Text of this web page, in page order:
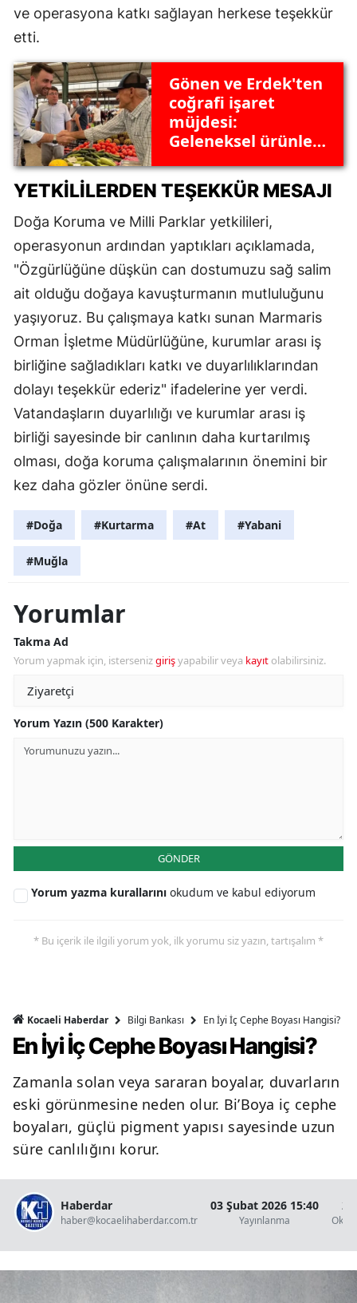
ve operasyona katkı sağlayan herkese teşekkür
etti.
Gönen ve Erdek'ten
coğrafi işaret
müjdesi:
Geleneksel ürünler
YETKILILERDEN TEŞEKKÜR MESAJI
Doğa Koruma ve Milli Parklar yetkilileri,
operasyonun ardından yaptıkları açıklamada,
"Özgürlüğüne düşkün can dostumuzu sağ salim
ait olduğu doğaya kavuşturmanın mutluluğunu
yaşıyoruz. Bu çalışmaya katkı sunan Marmaris
Orman İşletme Müdürlüğüne, kurumlar arası iş
birliğine sağladıkları katkı ve duyarlılıklarından
dolayı teşekkür ederiz" ifadelerine yer verdi.
Vatandaşların duyarlılığı ve kurumlar arası iş
birliği sayesinde bir canlının daha kurtarılmış
olması, doğa koruma çalışmalarının önemini bir
kez daha gözler önüne serdi.
#Doğa #Kurtarma #At #Yabani
#Muğla
Yorumlar
Takma Ad
Yorum yapmak için, istersenizgirişyapabilir veya kayıt olabilirsiniz.
Yorum Yazın (500 Karakter)
GÖNDER
Yorum yazma kurallarını okudum ve kabul ediyorum
* Bu içerik ile ilgili yorum yok, ilk yorumu siz yazın, tartışalım *
Kocaeli Haberdar Bilgi Bankası En İyi İç Cephe Boyası Hangisi?
En İyi İç Cephe Boyası Hangisi?
Zamanla solan veya sararan boyalar, duvarların
eski görünmesine neden olur. Bi’Boya iç cephe
boyaları, güçlü pigment yapısı sayesinde uzun
süre canlılığını korur.
Haberdar
haber@kocaelihaberdar.com.tr
03 Şubat 2026 15:40
Yayınlanma
2